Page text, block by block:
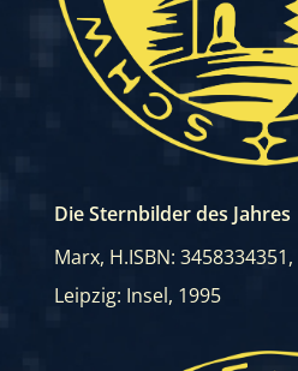
Die Sternbilder des Jahres
Marx, H.ISBN: 3458334351,
Leipzig: Insel, 1995